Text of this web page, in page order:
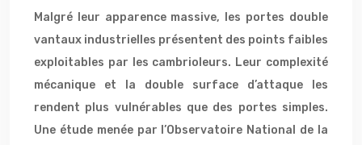
Malgré leur apparence massive, les portes double
vantaux industrielles présentent des points faibles
exploitables par les cambrioleurs. Leur complexité
mécanique et la double surface d’attaque les
rendent plus vulnérables que des portes simples.
Une étude menée par l’Observatoire National de la